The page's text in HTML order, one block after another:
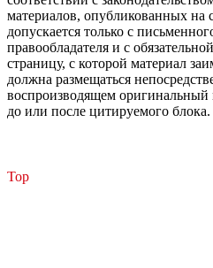
материалов, опубликованных на
допускается только с
правообладателя и с
страницу, с которой материал
должна размещаться
воспроизводящем оригинальный
до или после цитируемого блока.
Top